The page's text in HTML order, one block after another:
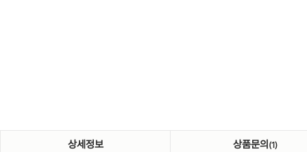
상세정보 상품문의 (1)